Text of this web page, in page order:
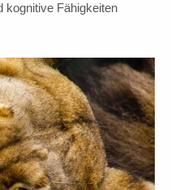
kognitive Fähigkeiten